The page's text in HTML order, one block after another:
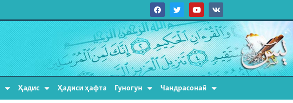
Ҳадис Ҳадиси ҳафта Гуногун Чандрасонаӣ